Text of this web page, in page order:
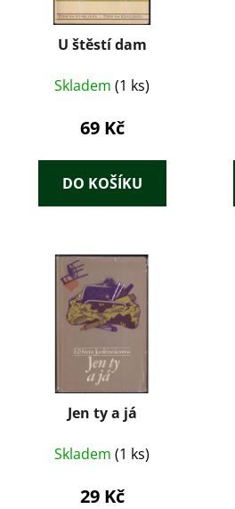
U štěstí dam
Skladem (1 ks)
69 Kč
DO KOŠÍKU
Jen ty a já
Skladem (1 ks)
29 Kč